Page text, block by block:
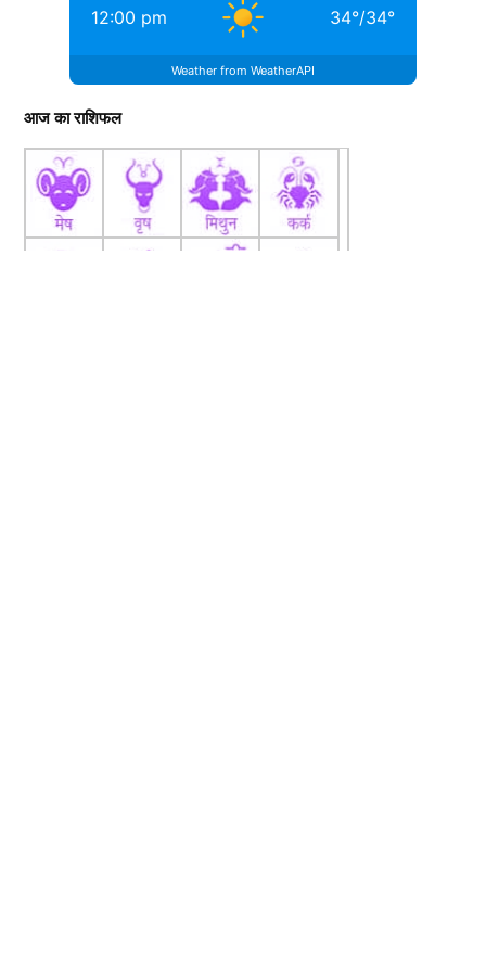
groundwork for his career in...More by Rahul Karki
12:00 pm 34°/34°
Weather from WeatherAPI
आज का राशिफल